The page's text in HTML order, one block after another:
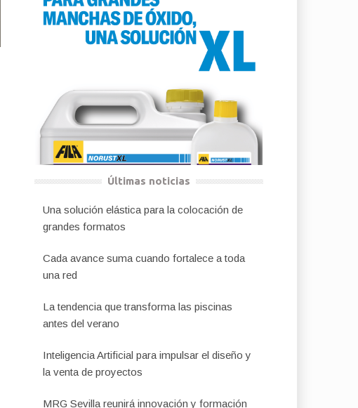
Últimas noticias
Una solución elástica para la colocación de
grandes formatos
Cada avance suma cuando fortalece a toda
una red
La tendencia que transforma las piscinas
antes del verano
Inteligencia Artificial para impulsar el diseño y
la venta de proyectos
MRG Sevilla reunirá innovación y formación